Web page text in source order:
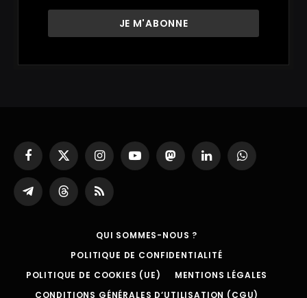
Facebook
X
(Twitter)
InstagramYouTubeMastodonLinkedInWhatsApp
Partager
sur
ThreadsRSS
QUI SOMMES-NOUS ?
POLITIQUE DE CONFIDENTIALITÉ
POLITIQUE DE COOKIES (UE)
MENTIONS LÉGALES
CONDITIONS GÉNÉRALES D’UTILISATION (CGU)